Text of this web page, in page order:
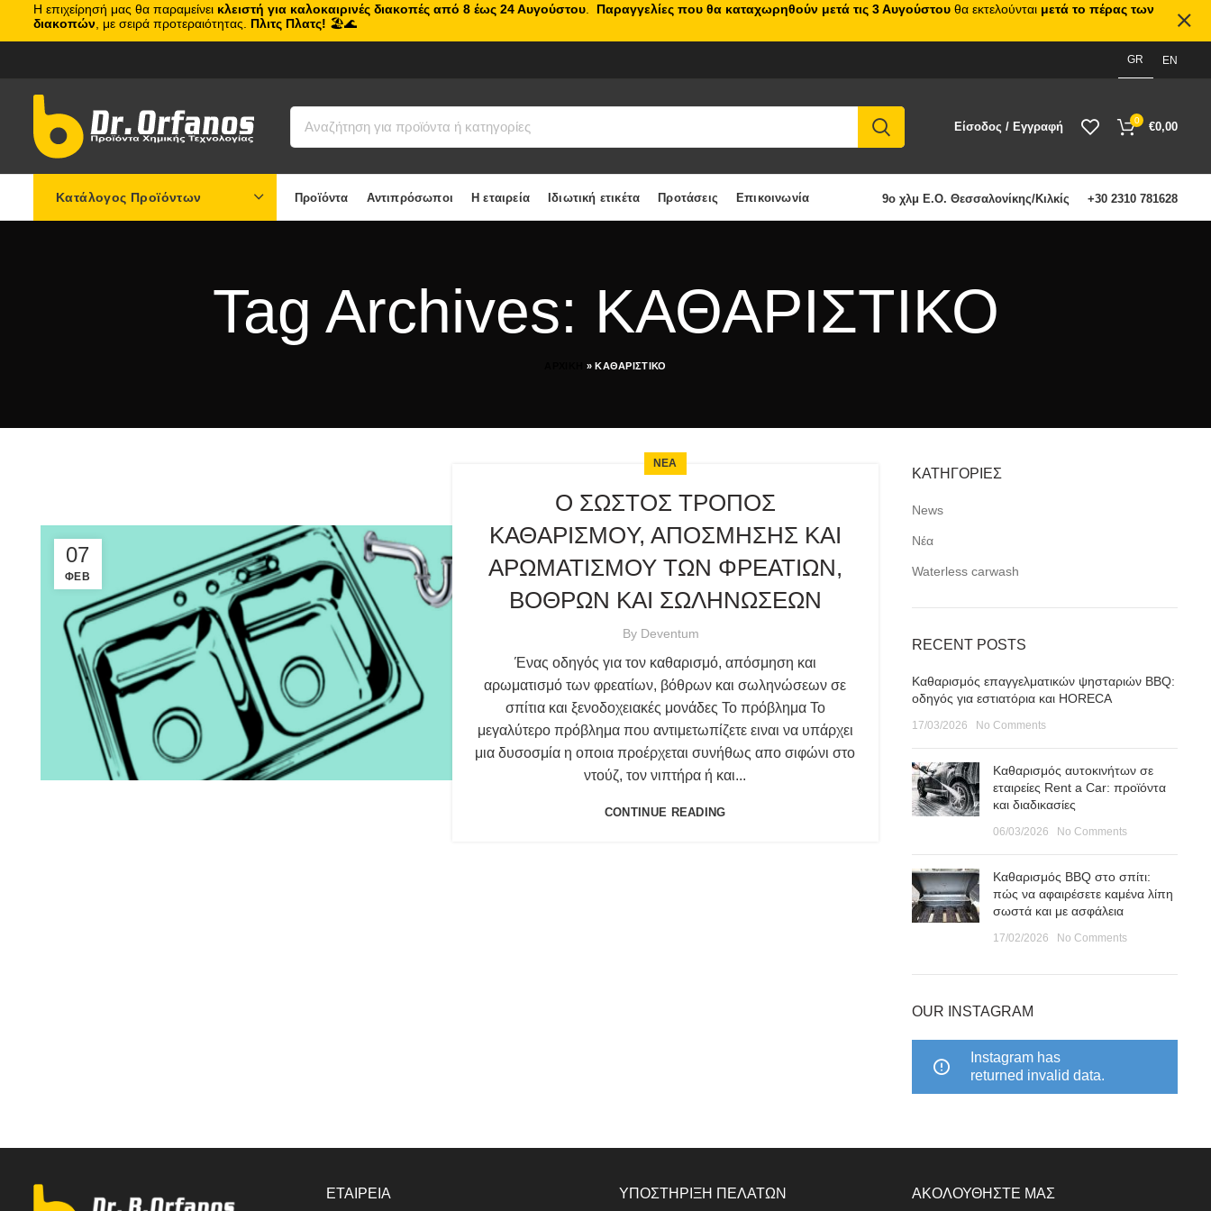
GR EN
Είσοδος / Εγγραφή 0 €0,00
Κατάλογος Προϊόντων Προϊόντα Αντιπρόσωποι Η εταιρεία Ιδιωτική ετικέτα Προτάσεις Επικοινωνία 9ο χλμ Ε.Ο. Θεσσαλονίκης/Κιλκίς +30 2310 781628
Tag Archives: ΚΑΘΑΡΙΣΤΙΚΟ
»ΚΑΘΑΡΙΣΤΙΚΟ
07
ΦΕΒ
ΝΕΑ
Ο ΣΩΣΤΟΣ ΤΡΟΠΟΣ
ΚΑΘΑΡΙΣΜOΥ, ΑΠΟΣΜΗΣΗΣ ΚΑΙ
ΑΡΩΜΑΤΙΣΜΟΥ ΤΩΝ ΦΡΕΑΤΙΩΝ,
ΒΟΘΡΩΝ ΚΑΙ ΣΩΛΗΝΩΣΕΩΝ
By Deventum
Ένας οδηγός για τον καθαρισμό, απόσμηση και
αρωματισμό των φρεατίων, βόθρων και σωληνώσεων σε
σπίτια και ξενοδοχειακές μονάδες Το πρόβλημα Το
μεγαλύτερο πρόβλημα που αντιμετωπίζετε ειναι να υπάρχει
μια δυσοσμία η οποια προέρχεται συνήθως απο σιφώνι στο
ντούζ, τον νιπτήρα ή και...
CONTINUE READING
ΚΑΤΗΓΟΡΙΕΣ
News
Νέα
Waterless carwash
RECENT POSTS
Καθαρισμός επαγγελματικών ψησταριών BBQ:
οδηγός για εστιατόρια και HORECA
17/03/2026 No Comments
Καθαρισμός αυτοκινήτων σε
εταιρείες Rent a Car: προϊόντα
και διαδικασίες
06/03/2026 No Comments
Καθαρισμός BBQ στο σπίτι:
πώς να αφαιρέσετε καμένα λίπη
σωστά και με ασφάλεια
17/02/2026 No Comments
OUR INSTAGRAM
Instagram has
returned invalid data.
ΕΤΑΙΡΕΙΑ ΥΠΟΣΤΗΡΙΞΗ ΠΕΛΑΤΩΝ ΑΚΟΛΟΥΘΗΣΤΕ ΜΑΣ
Η επιχείρησή μας θα παραμείνει κλειστή για καλοκαιρινές διακοπές από 8 έως 24 Αυγούστου Παραγγελίες που θα καταχωρηθούν μετά τις 3 Αυγούστου θα εκτελούνται μετά το πέρας των
διακοπών , με σειρά προτεραιότητας. Πλιτς Πλατς! 🏖️🌊